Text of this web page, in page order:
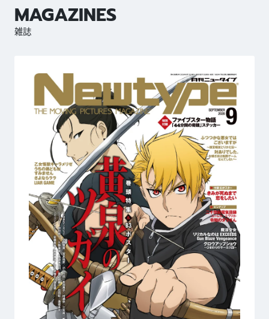
MAGAZINES
雑誌